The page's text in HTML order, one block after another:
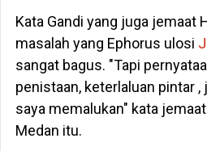
Kata Gandi yang juga jemaat
masalah yang Ephorus ulosi
sangat bagus. "Tapi
penistaan, keterlaluan pintar
saya memalukan" kata
Medan itu.